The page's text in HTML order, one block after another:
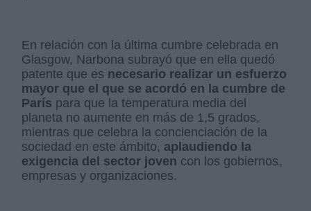
En relación con la última cumbre celebrada en
Glasgow, Narbona subrayó que en ella quedó
patente que es necesario realizar un esfuerzo
mayor que el que se acordó en la cumbre de
París para que la temperatura media del
planeta no aumente en más de 1,5 grados,
mientras que celebra la concienciación de la
sociedad en este ámbito, aplaudiendo la
exigencia del sector joven con los gobiernos,
empresas y organizaciones.